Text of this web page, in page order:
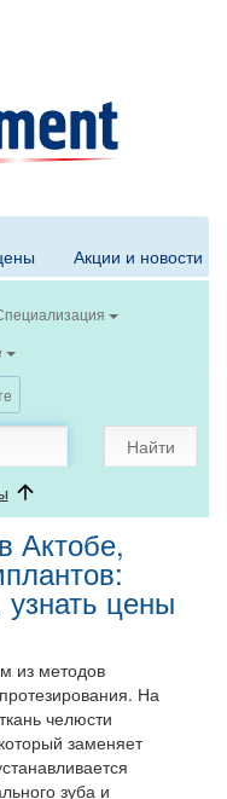
Акции и новости
Найти
Актобе,
цены
из методов
На
челюсти
заменяет
зуба и